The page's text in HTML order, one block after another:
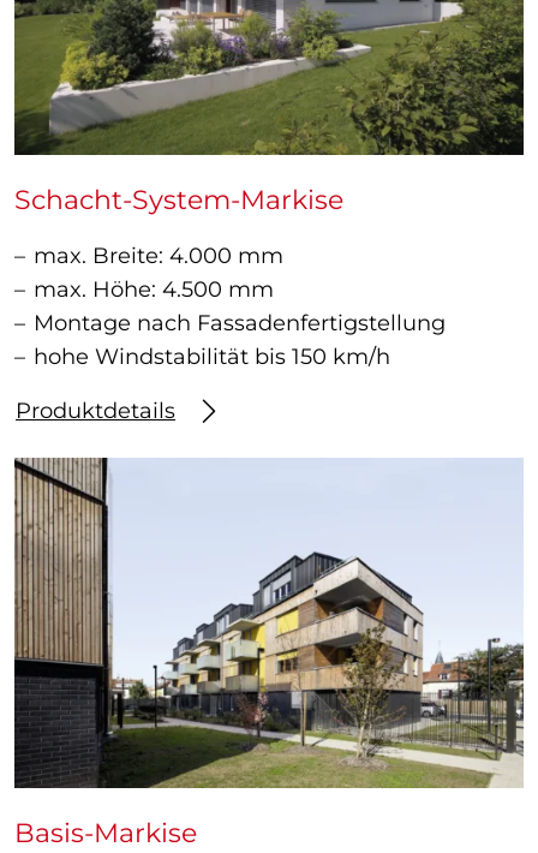
Schacht-System-Markise
max. Breite: 4.000 mm
max. Höhe: 4.500 mm
Montage nach Fassadenfertigstellung
hohe Windstabilität bis 150 km/h
Produktdetails
Basis-Markise